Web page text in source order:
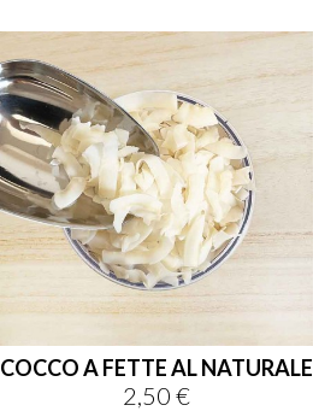
COCCO A FETTE AL NATURALE
Prezzo
2,50 €